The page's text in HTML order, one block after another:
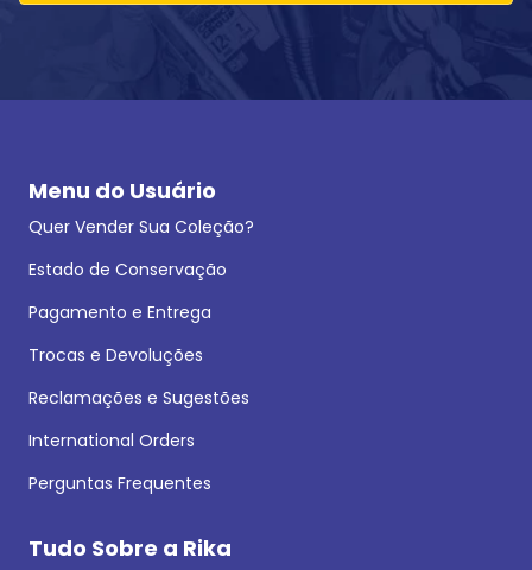
Menu do Usuário
Quer Vender Sua Coleção?
Estado de Conservação
Pagamento e Entrega
Trocas e Devoluções
Reclamações e Sugestões
International Orders
Perguntas Frequentes
Tudo Sobre a Rika